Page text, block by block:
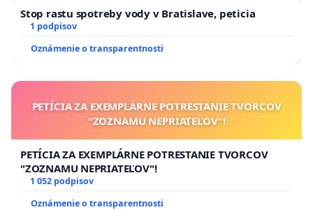
Stop rastu spotreby vody v Bratislave, peticia
1 podpisov
Oznámenie o transparentnosti
PETÍCIA ZA EXEMPLÁRNE POTRESTANIE TVORCOV
"ZOZNAMU NEPRIATEĽOV"!
PETÍCIA ZA EXEMPLÁRNE POTRESTANIE TVORCOV
"ZOZNAMU NEPRIATEĽOV"!
1 052 podpisov
Oznámenie o transparentnosti